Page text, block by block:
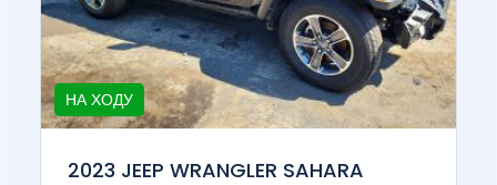
НА ХОДУ
2023 JEEP WRANGLER SAHARA